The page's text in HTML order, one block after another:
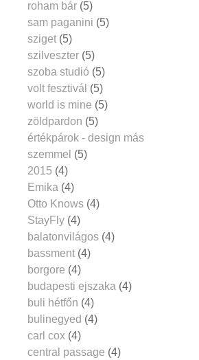
roham bár (5)
sam paganini (5)
sziget (5)
szilveszter (5)
szoba studió (5)
volt fesztivál (5)
world is mine (5)
zöldpardon (5)
értékpárok - design más
szemmel (5)
2015 (4)
Emika (4)
Otto Knows (4)
StayFly (4)
balatonvilágos (4)
bassment (4)
borgore (4)
budapesti ejszaka (4)
buli hétfőn (4)
bulinegyed (4)
carl cox (4)
central passage (4)